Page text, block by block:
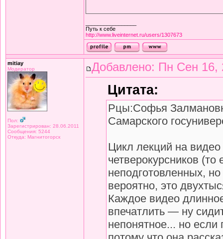
Путь к себе
http://www.liveinternet.ru/users/1307673
mitiay
Модератор
Пол:
Зарегистрирован: 28.06.2011
Сообщения: 5244
Откуда: Магнитогорск
Добавлено: Пн Сен 16,
Цитата:
Рцы:Софья
Самарского
Цикл лекций на
четверокурсников
неподготовленных,
вероятно, это
Каждое видео
впечатлить — ну
непонятное... но